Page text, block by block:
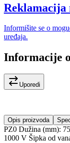
Reklamacija
Informišite se o
uređaja.
Informacije
Uporedi
Opis proizvoda
PZ0 Dužina (mm):
1000 V Šipka od